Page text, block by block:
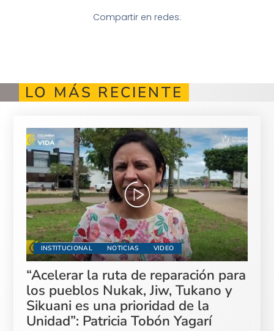
Compartir en redes:
LO MÁS RECIENTE
INSTITUCIONAL NOTICIAS VIDEO
“Acelerar la ruta de reparación para
los pueblos Nukak, Jiw, Tukano y
Sikuani es una prioridad de la
Unidad”: Patricia Tobón Yagarí